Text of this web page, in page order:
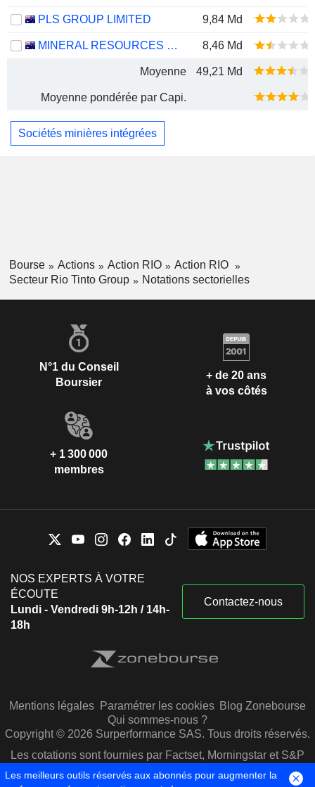
PLS GROUP LIMITED 9,84 Md
MINERAL RESOURCES LIMITED 8,46 Md
Moyenne 49,21 Md
Moyenne pondérée par Capi.
Sociétés minières intégrées
Bourse Actions Action RIO
Action RIO
Secteur Rio Tinto Group
Notations sectorielles
N°1 du Conseil
Boursier
+ de 20 ans
à vos côtés
+ 1 300 000
membres
NOS EXPERTS À VOTRE
ÉCOUTE
Lundi - Vendredi 9h-12h / 14h-
18h
Contactez-nous
Mentions légales Paramétrer les cookies Blog Zonebourse
Qui sommes-nous ?
Copyright © 2026 Surperformance SAS. Tous droits réservés.
Les cotations sont fournies par Factset, Morningstar et S&P
Capital IQ
Les meilleurs outils réservés aux abonnés pour augmenter la